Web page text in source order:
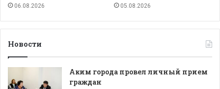
06.08.2026 05.08.2026
Новости
Аким города провел личный прием
граждан